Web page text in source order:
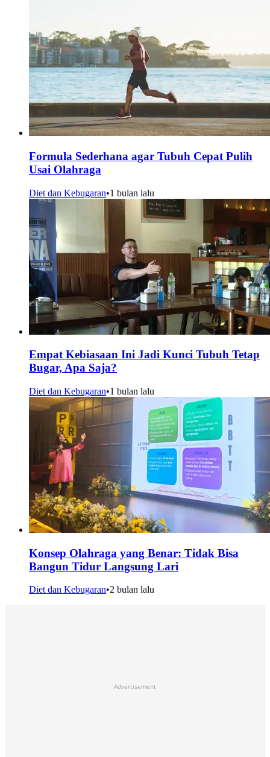
Formula Sederhana agar Tubuh Cepat Pulih
Usai Olahraga
Diet dan Kebugaran•1 bulan lalu
Empat Kebiasaan Ini Jadi Kunci Tubuh Tetap
Bugar, Apa Saja?
Diet dan Kebugaran•1 bulan lalu
Konsep Olahraga yang Benar: Tidak Bisa
Bangun Tidur Langsung Lari
Diet dan Kebugaran•2 bulan lalu
Advertisement